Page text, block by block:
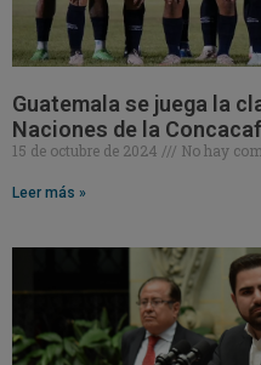
Guatemala se juega la
Naciones de la
15 de octubre de 2024 No hay
Leer más »